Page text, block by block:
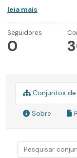
leia mais
Seguidores
0
Conjuntos
Sobre